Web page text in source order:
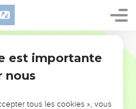
L’ÉVÉNEMENT
est importante
nous
tous les cookies », vous